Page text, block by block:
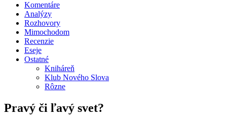
Komentáre
Analýzy
Rozhovory
Mimochodom
Recenzie
Eseje
Ostatné
Kniháreň
Klub Nového Slova
Rôzne
Pravý či ľavý svet?